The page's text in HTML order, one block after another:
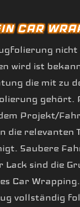
CAR
nicht
wird ist
die mit zu
gehört.
Projekt/
die relevanten
Saubere
sind die
Car
vollständig